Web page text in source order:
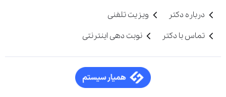
درباره دکتر
ویزیت تلفنی
تماس با دکتر
نوبت دهی اینترنتی